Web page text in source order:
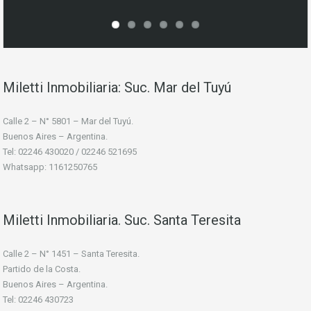
Miletti Inmobiliaria: Suc. Mar del Tuyú
Calle 2 – N° 5801 – Mar del Tuyú.
Buenos Aires – Argentina.
Tel: 02246 430020 / 02246 521695
Whatsapp: 1161250765
Miletti Inmobiliaria. Suc. Santa Teresita
Calle 2 – N° 1451 – Santa Teresita.
Partido de la Costa.
Buenos Aires – Argentina.
Tel: 02246 430723